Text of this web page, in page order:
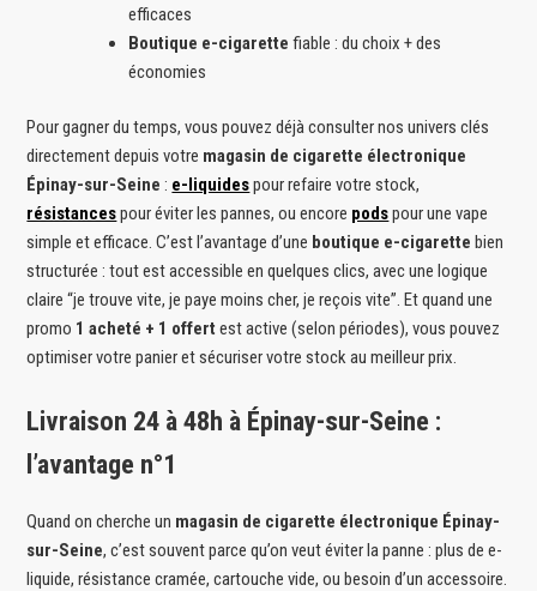
efficaces
Boutique e-cigarette fiable : du choix + des
économies
Pour gagner du temps, vous pouvez déjà consulter nos univers clés
directement depuis votre magasin de cigarette électronique
Épinay-sur-Seine : e-liquidespour refaire votre stock,
résistancespour éviter les pannes, ou encore podspour une vape
simple et efficace. C’est l’avantage d’une boutique e-cigarette bien
structurée : tout est accessible en quelques clics, avec une logique
claire “je trouve vite, je paye moins cher, je reçois vite”. Et quand une
promo 1 acheté + 1 offert est active (selon périodes), vous pouvez
optimiser votre panier et sécuriser votre stock au meilleur prix.
Livraison 24 à 48h à Épinay-sur-Seine :
l’avantage n°1
Quand on cherche un magasin de cigarette électronique Épinay-
sur-Seine, c’est souvent parce qu’on veut éviter la panne : plus de e-
liquide, résistance cramée, cartouche vide, ou besoin d’un accessoire.